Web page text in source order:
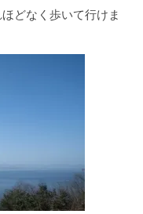
どなく歩いて行けま